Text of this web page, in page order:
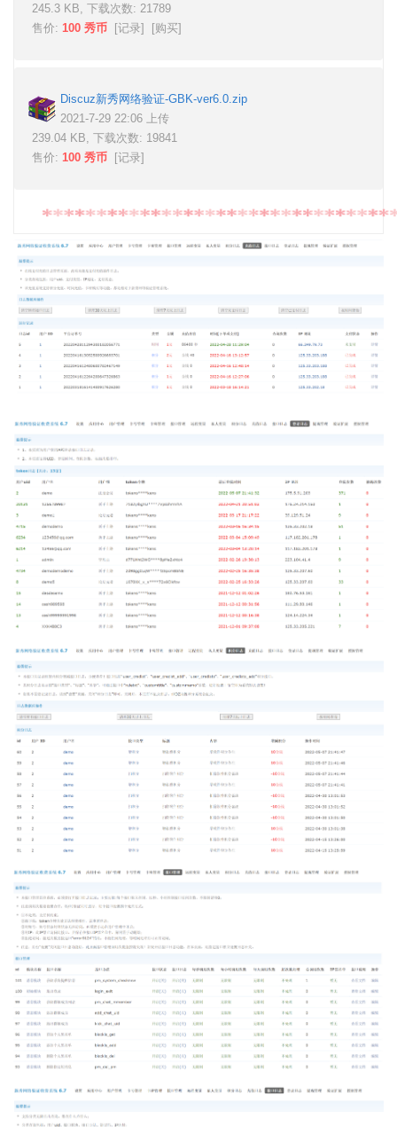
245.3 KB, 下载次数: 21789
售价: 100 秀币 [记录] [购买]
Discuz新秀网络验证-GBK-ver6.0.zip
2021-7-29 22:06 上传
239.04 KB, 下载次数: 19841
售价: 100 秀币 [记录]